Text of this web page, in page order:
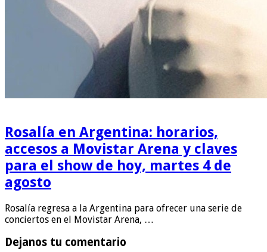
Rosalía en Argentina: horarios,
accesos a Movistar Arena y claves
para el show de hoy, martes 4 de
agosto
Rosalía regresa a la Argentina para ofrecer una serie de
conciertos en el Movistar Arena, …
Dejanos tu comentario